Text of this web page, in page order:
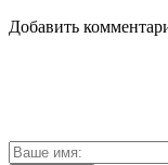
Добавить